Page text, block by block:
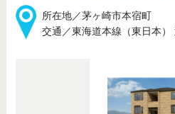
所在地／茅ヶ崎市本宿町
交通／東海道本線（東日本）